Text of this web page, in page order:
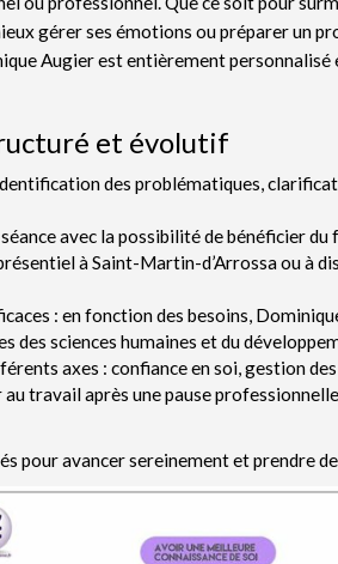
gérer ses émotions ou préparer un
Augier est entièrement personnalisé
et évolutif
des problématiques,
avec la possibilité de bénéficier du
à Saint-Martin-d’Arrossa ou à
: en fonction des besoins,
des sciences humaines et du
axes : confiance en soi, gestion
travail après une pause
pour avancer sereinement et prendre